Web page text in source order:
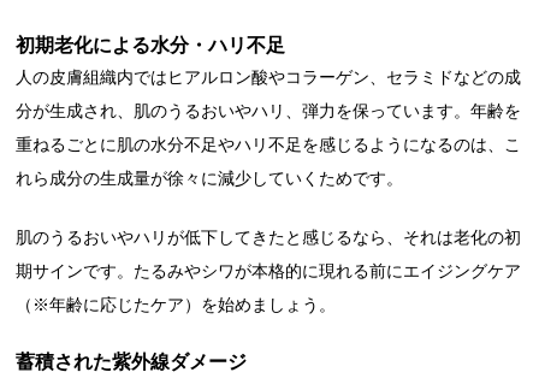
初期老化による水分・ハリ不足
人の皮膚組織内ではヒアルロン酸やコラーゲン、セラミドなどの成
分が生成され、肌のうるおいやハリ、弾力を保っています。年齢を
重ねるごとに肌の水分不足やハリ不足を感じるようになるのは、こ
れら成分の生成量が徐々に減少していくためです。
肌のうるおいやハリが低下してきたと感じるなら、それは老化の初
期サインです。たるみやシワが本格的に現れる前にエイジングケア
（※年齢に応じたケア）を始めましょう。
蓄積された紫外線ダメージ